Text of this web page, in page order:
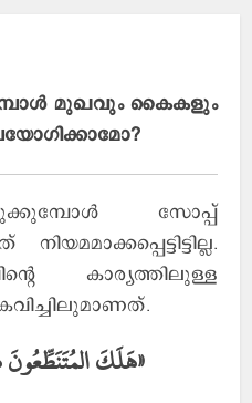
മുഖവും കൈകളും
സോപ്പ്
കാര്യത്തിലുള്ള
«هَلَكَ